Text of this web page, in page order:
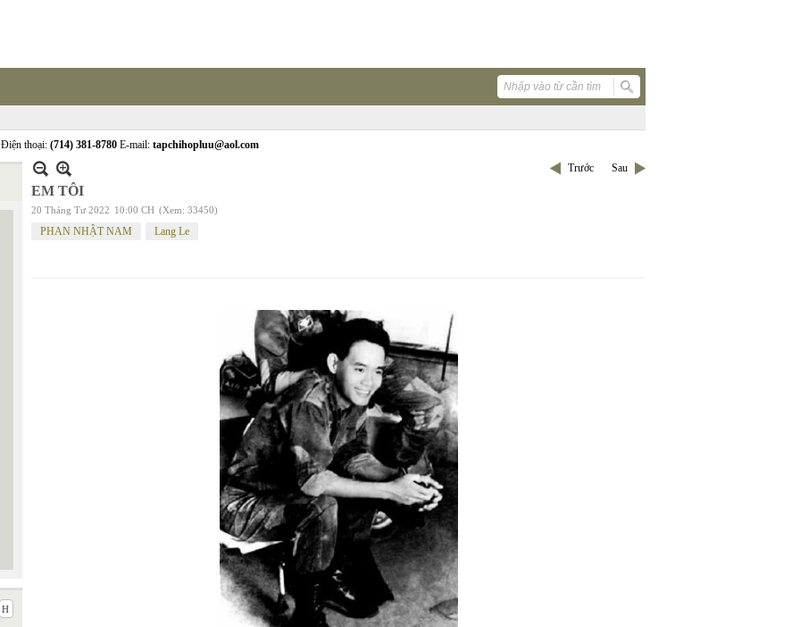
thoại: (714) 381-8780 E-mail: tapchihopluu@aol.com
Trước Sau
EM TÔI
20 Tháng Tư 2022 10:00 CH (Xem: 33450)
PHAN NHẬT NAM Lang Le